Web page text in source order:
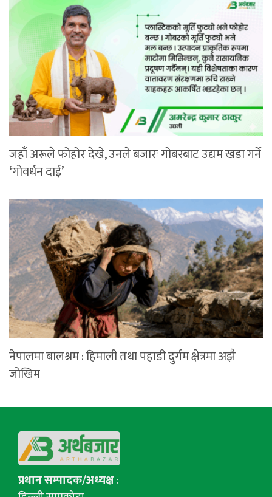
जहाँ अरूले फोहोर देखे, उनले बजारः गोबरबाट उद्यम खडा गर्ने
‘गोवर्धन दाई’
नेपालमा बालश्रम : हिमाली तथा पहाडी दुर्गम क्षेत्रमा अझै
जोखिम
प्रधान सम्पादक/अध्यक्ष: